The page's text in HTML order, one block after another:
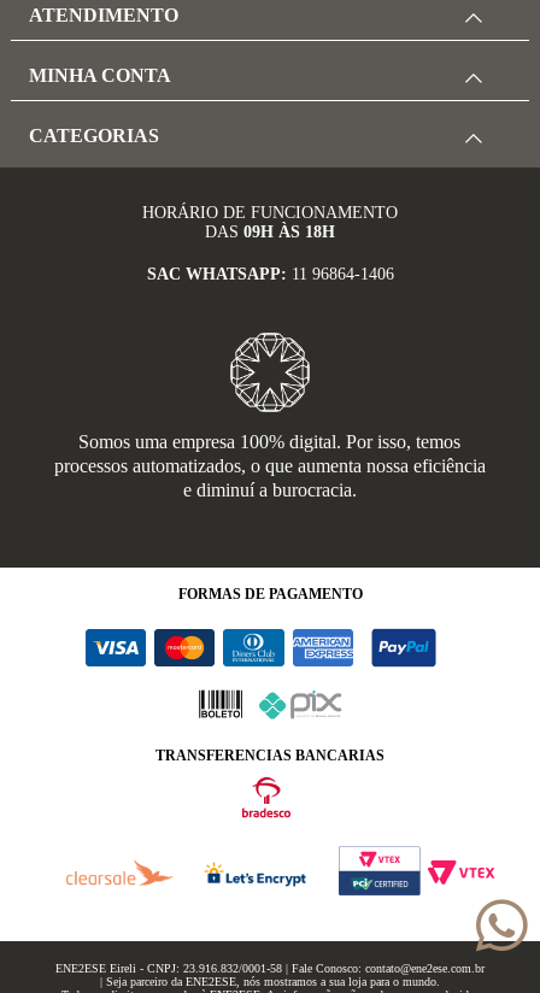
ATENDIMENTO
MINHA CONTA
CATEGORIAS
HORÁRIO DE FUNCIONAMENTO
DAS 09H ÀS 18H
SAC WHATSAPP: 11 96864-1406
Somos uma empresa 100% digital. Por isso, temos
processos automatizados, o que aumenta nossa eficiência
e diminuí a burocracia.
FORMAS DE PAGAMENTO
TRANSFERENCIAS BANCARIAS
ENE2ESE Eireli - CNPJ: 23.916.832/0001-58 | Fale Conosco: contato@ene2ese.com.br
| Seja parceiro da ENE2ESE, nós mostramos a sua loja para o mundo.